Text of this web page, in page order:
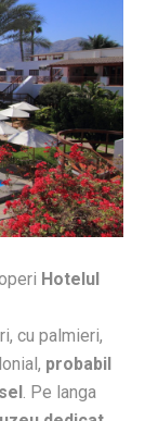
Hotelul
cu palmieri,
probabil
. Pe langa